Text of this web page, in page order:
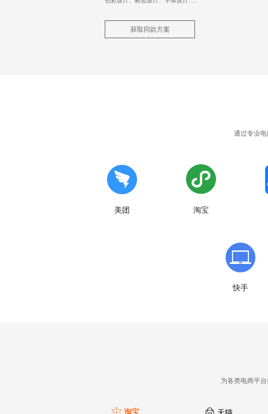
获取同款方案
通过专业
美团 淘宝
快手
为各类电商平
淘宝